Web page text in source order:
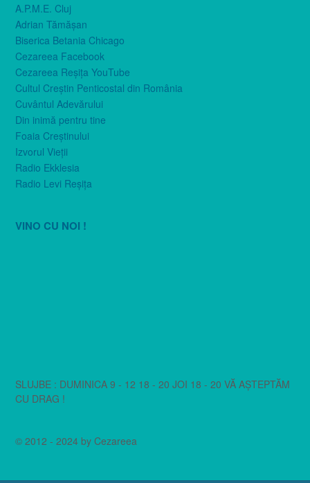
A.P.M.E. Cluj
Adrian Tămăşan
Biserica Betania Chicago
Cezareea Facebook
Cezareea Reşiţa YouTube
Cultul Creştin Penticostal din România
Cuvântul Adevărului
Din inimă pentru tine
Foaia Creştinului
Izvorul Vieţii
Radio Ekklesia
Radio Levi Reşiţa
VINO CU NOI !
SLUJBE : DUMINICA 9 - 12 18 - 20 JOI 18 - 20 VĂ AȘTEPTĂM
CU DRAG !
© 2012 - 2024 by Cezareea